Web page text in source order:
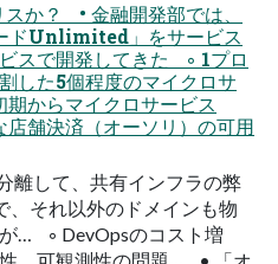
か？ • 金融開発部では、
ドUnlimited」をサービス
スで開発してきた ◦ 1プロ
した5個程度のマイクロサ
からマイクロサービス
舗決済（オーソリ）の可用
離して、共有インフラの弊
それ以外のドメインも物
… ◦ DevOpsのコスト増